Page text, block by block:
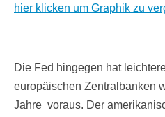
hier klicken um Graphik zu
Die Fed hingegen hat
europäischen Zentralbanken
Jahre voraus. Der